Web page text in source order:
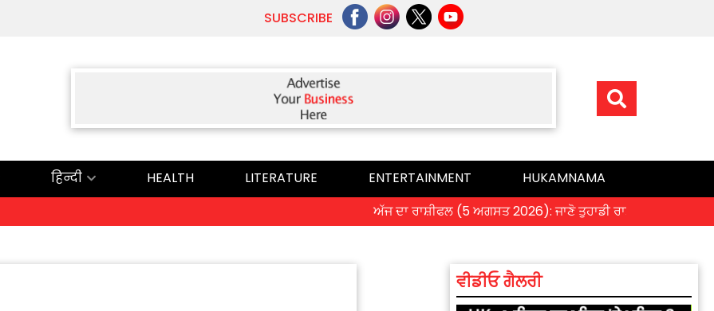
SUBSCRIBE
हिन्दी HEALTH LITERATURE ENTERTAINMENT
HUKAMNAMA
ਅੱਜ ਦਾ ਰਾਸ਼ੀਫਲ (5 ਅਗਸਤ 2026): ਜਾਣੋ ਤੁਹਾਡੀ ਰਾਸ਼ੀ ‘ਤੇ ਗ੍ਰਹਿਆਂ ਦੀ ਚਾਲ
ਵੀਡੀਓ ਗੈਲਰੀ